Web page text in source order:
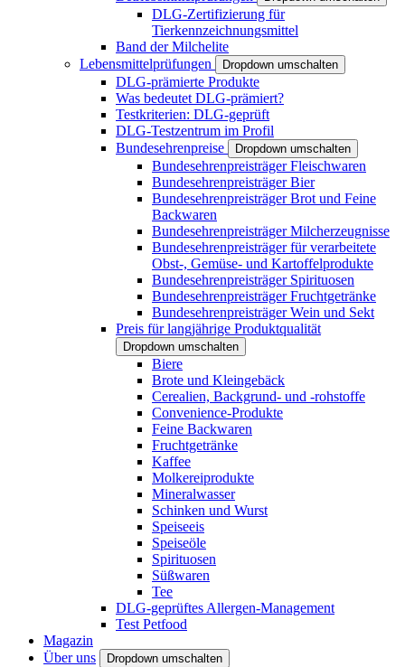
DLG-Zertifizierung für
Tierkennzeichnungsmittel
Band der Milchelite
Lebensmittelprüfungen
Dropdown umschalten
DLG-prämierte Produkte
Was bedeutet DLG-prämiert?
Testkriterien: DLG-geprüft
DLG-Testzentrum im Profil
Bundesehrenpreise
Dropdown umschalten
Bundesehrenpreisträger Fleischwaren
Bundesehrenpreisträger Bier
Bundesehrenpreisträger Brot und Feine
Backwaren
Bundesehrenpreisträger Milcherzeugnisse
Bundesehrenpreisträger für verarbeitete
Obst-, Gemüse- und Kartoffelprodukte
Bundesehrenpreisträger Spirituosen
Bundesehrenpreisträger Fruchtgetränke
Bundesehrenpreisträger Wein und Sekt
Preis für langjährige Produktqualität
Dropdown umschalten
Biere
Brote und Kleingebäck
Cerealien, Backgrund- und -rohstoffe
Convenience-Produkte
Feine Backwaren
Fruchtgetränke
Kaffee
Molkereiprodukte
Mineralwasser
Schinken und Wurst
Speiseeis
Speiseöle
Spirituosen
Süßwaren
Tee
DLG-geprüftes Allergen-Management
Test Petfood
Magazin
Über uns
Dropdown umschalten